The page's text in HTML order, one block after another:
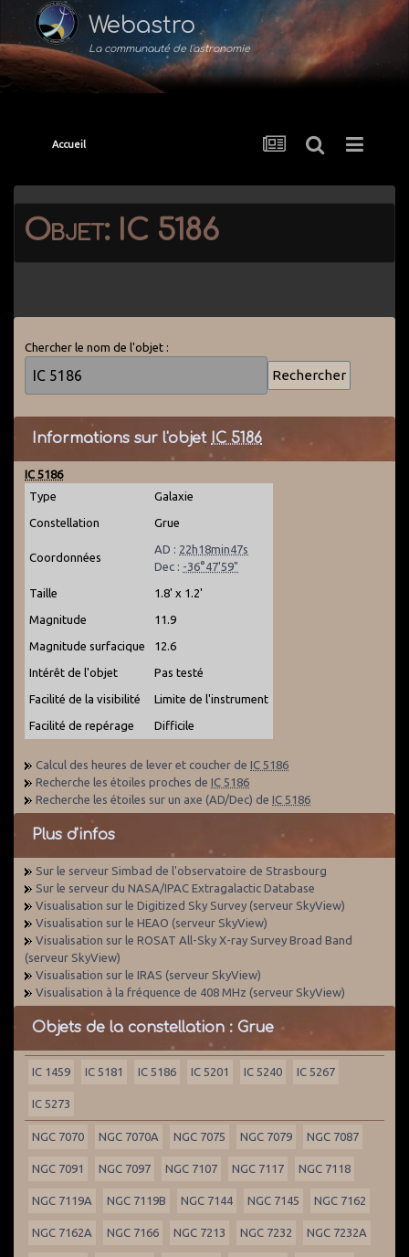
Webastro
La communauté de l'astronomie
Accueil
Objet: IC 5186
Chercher le nom de l'objet :
Informations sur l'objet IC 5186
IC 5186
Type
Galaxie
Constellation Grue
Coordonnées
AD : 22h18min47s
Dec : -36°47'59"
Taille 1.8' x 1.2'
Magnitude 11.9
Magnitude surfacique 12.6
Intérêt de l'objet Pas testé
Facilité de la visibilité Limite de l'instrument
Facilité de repérage Difficile
Calcul des heures de lever et coucher de IC 5186
Recherche les étoiles proches de IC 5186
Recherche les étoiles sur un axe (AD/Dec) de IC 5186
Plus d'infos
Sur le serveur Simbad de l'observatoire de Strasbourg
Sur le serveur du NASA/IPAC Extragalactic Database
Visualisation sur le Digitized Sky Survey (serveur SkyView)
Visualisation sur le HEAO (serveur SkyView)
Visualisation sur le ROSAT All-Sky X-ray Survey Broad Band
(serveur SkyView)
Visualisation sur le IRAS (serveur SkyView)
Visualisation à la fréquence de 408 MHz (serveur SkyView)
Objets de la constellation : Grue
IC 1459 IC 5181 IC 5186 IC 5201 IC 5240 IC 5267
IC 5273
NGC 7070 NGC 7070A NGC 7075 NGC 7079 NGC 7087
NGC 7091 NGC 7097 NGC 7107 NGC 7117 NGC 7118
NGC 7119A NGC 7119B NGC 7144 NGC 7145 NGC 7162
NGC 7162A NGC 7166 NGC 7213 NGC 7232 NGC 7232A